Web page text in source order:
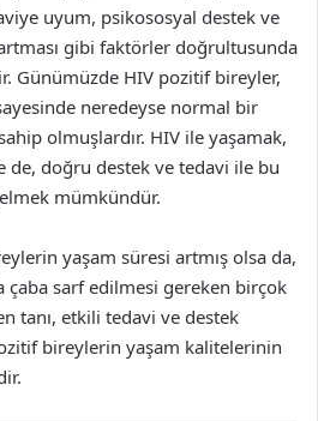
uyum, psikososyal destek ve
gibi faktörler doğrultusunda
Günümüzde HIV pozitif bireyler,
neredeyse normal bir
olmuşlardır. HIV ile yaşamak,
de, doğru destek ve tedavi ile bu
mümkündür.
yaşam süresi artmış olsa da,
sarf edilmesi gereken birçok
tanı, etkili tedavi ve destek
bireylerin yaşam kalitelerinin